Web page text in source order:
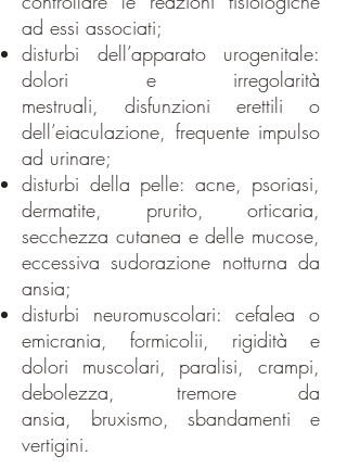
ad essi associati;
disturbi dell’apparato urogenitale:
dolori e irregolarità
mestruali, disfunzioni erettili o
dell’eiaculazione, frequente impulso
ad urinare;
disturbi della pelle: acne, psoriasi,
dermatite, prurito, orticaria,
secchezza cutanea e delle mucose,
eccessiva sudorazione notturna da
ansia;
disturbi neuromuscolari: cefalea o
emicrania, formicolii, rigidità e
dolori muscolari, paralisi, crampi,
debolezza, tremore da
ansia, bruxismo, sbandamenti e
vertigini.